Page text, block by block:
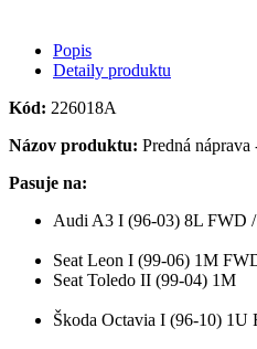
Popis
Detaily produktu
Kód: 226018A
Názov produktu: Predná
Pasuje na:
Audi A3 I (96-03) 8L FWD
Seat Leon I (99-06) 1M
Seat Toledo II (99-04) 1M
Škoda Octavia I (96-10) 1U